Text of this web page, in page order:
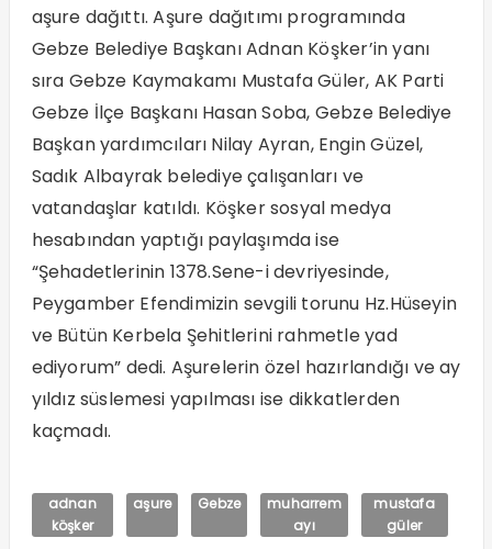
aşure dağıttı. Aşure dağıtımı programında
Gebze Belediye Başkanı Adnan Köşker’in yanı
sıra Gebze Kaymakamı Mustafa Güler, AK Parti
Gebze İlçe Başkanı Hasan Soba, Gebze Belediye
Başkan yardımcıları Nilay Ayran, Engin Güzel,
Sadık Albayrak belediye çalışanları ve
vatandaşlar katıldı. Köşker sosyal medya
hesabından yaptığı paylaşımda ise
“Şehadetlerinin 1378.Sene-i devriyesinde,
Peygamber Efendimizin sevgili torunu Hz.Hüseyin
ve Bütün Kerbela Şehitlerini rahmetle yad
ediyorum” dedi. Aşurelerin özel hazırlandığı ve ay
yıldız süslemesi yapılması ise dikkatlerden
kaçmadı.
adnan
köşker
aşure Gebze
muharrem
ayı
mustafa
güler